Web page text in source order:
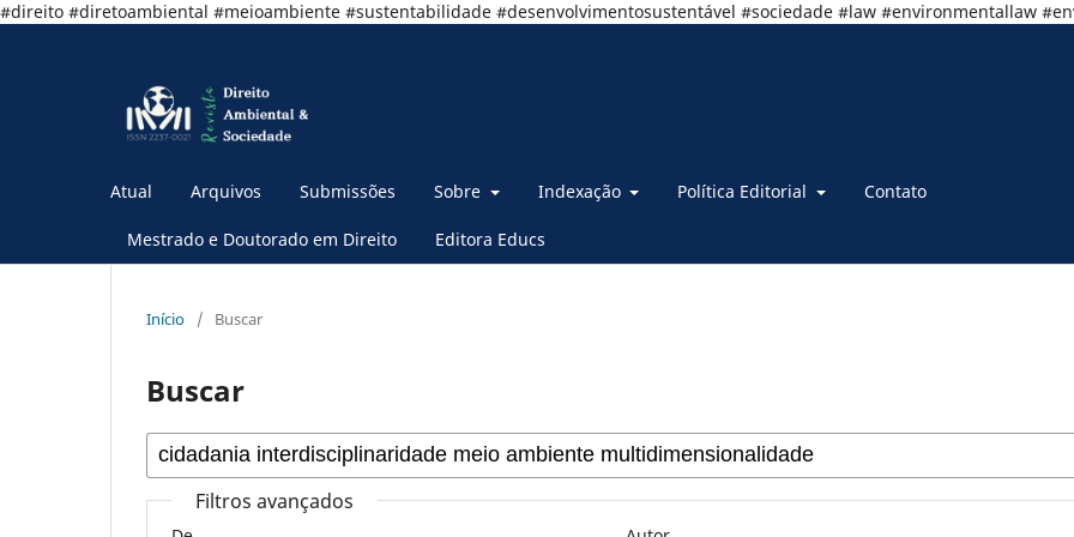
#direito #diretoambiental #meioambiente #sustentabilidade #desenvolvimentosustentável #sociedade #law #environmentallaw
Atual Arquivos Submissões Sobre Indexação Política Editorial Contato
Mestrado e Doutorado em Direito Editora Educs
Início / Buscar
Buscar
Filtros avançados